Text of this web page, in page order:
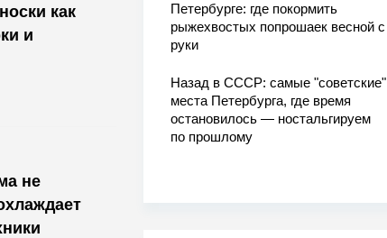
Петербурге: где покормить
рыжехвостых попрошаек весной с
руки
Назад в СССР: самые "советские"
места Петербурга, где время
остановилось — ностальгируем
по прошлому
как
и
не